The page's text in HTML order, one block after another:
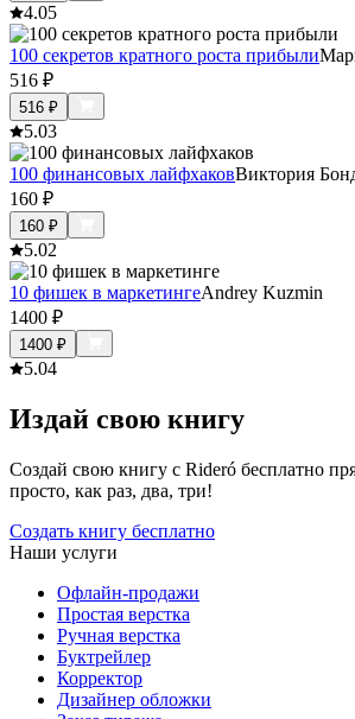
4.05
100 секретов кратного роста прибыли
516 ₽
516 ₽
5.03
100 финансовых лайфхаковВиктория
160 ₽
160 ₽
5.02
10 фишек в маркетингеAndrey Kuzmin
1400 ₽
1400 ₽
5.04
Издай свою книгу
Создай свою книгу с Rideró бесплатно
просто, как раз, два, три!
Создать книгу бесплатно
Наши услуги
Офлайн-продажи
Простая верстка
Ручная верстка
Буктрейлер
Корректор
Дизайнер обложки